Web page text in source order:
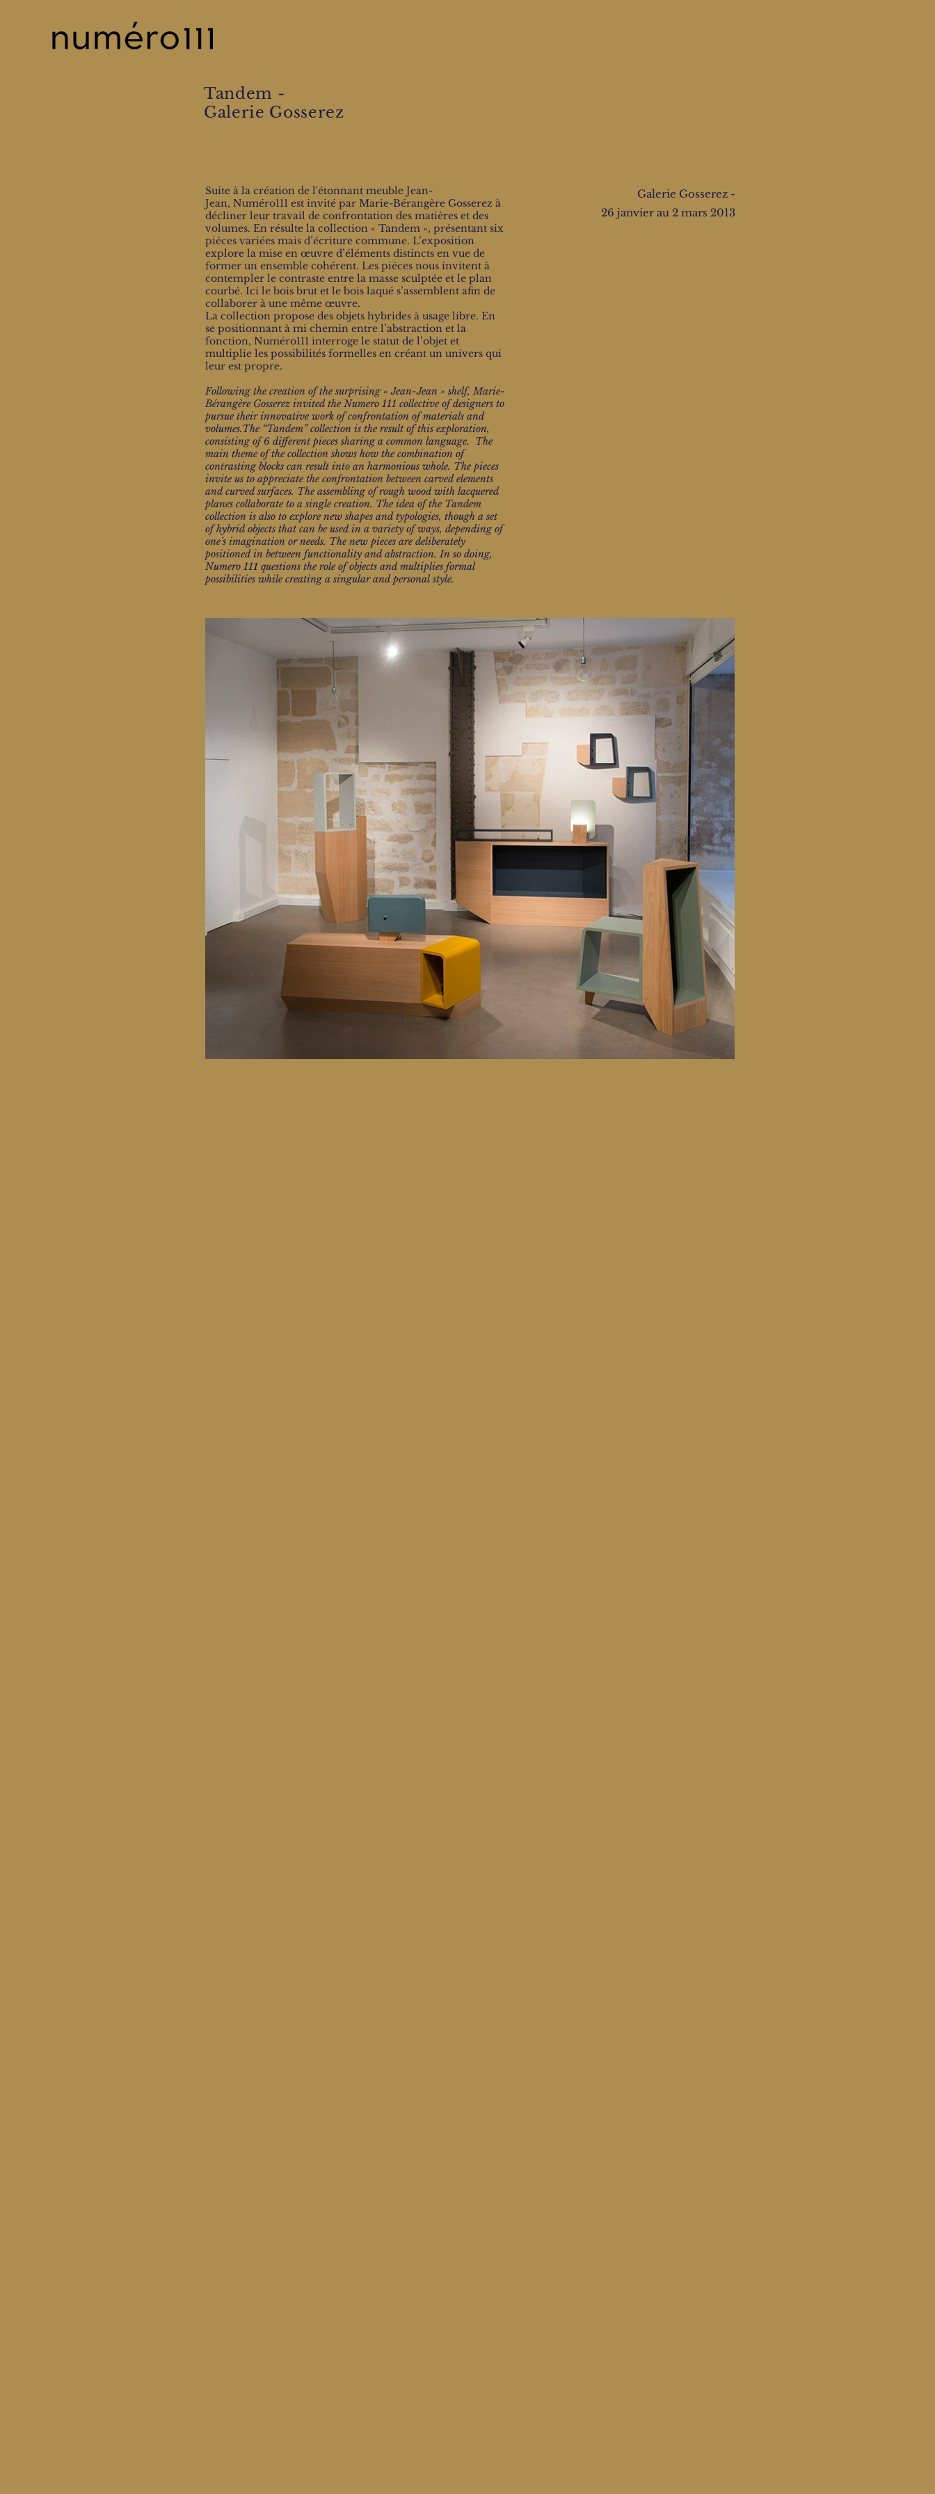
Tandem -
Galerie Gosserez
Suite à la création de l'étonnant meuble Jean-
Jean, Numéro111 est invité par Marie-Bérangère Gosserez à
décliner leur travail de confrontation des matières et des
volumes. En résulte la collection « Tandem », présentant six
pièces variées mais d’écriture commune. L’exposition
explore la mise en œuvre d’éléments distincts en vue de
former un ensemble cohérent. Les pièces nous invitent à
contempler le contraste entre la masse sculptée et le plan
courbé. Ici le bois brut et le bois laqué s’assemblent afin de
collaborer à une même œuvre.
La collection propose des objets hybrides à usage libre. En
se positionnant à mi chemin entre l’abstraction et la
fonction, Numéro111 interroge le statut de l’objet et
multiplie les possibilités formelles en créant un univers qui
leur est propre.
Following the creation of the surprising « Jean-Jean » shelf, Marie-
Bérangère Gosserez invited the Numero 111 collective of designers to
pursue their innovative work of confrontation of materials and
volumes.The “Tandem” collection is the result of this exploration,
consisting of 6 different pieces sharing a common language. The
main theme of the collection shows how the combination of
contrasting blocks can result into an harmonious whole. The pieces
invite us to appreciate the confrontation between carved elements
and curved surfaces. The assembling of rough wood with lacquered
planes collaborate to a single creation. The idea of the Tandem
collection is also to explore new shapes and typologies, though a set
of hybrid objects that can be used in a variety of ways, depending of
one’s imagination or needs. The new pieces are deliberately
positioned in between functionality and abstraction. In so doing,
Numero 111 questions the role of objects and multiplies formal
possibilities while creating a singular and personal style.
Galerie Gosserez -
26 janvier au 2 mars 2013